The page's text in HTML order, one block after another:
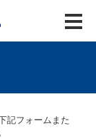
記フォームまた